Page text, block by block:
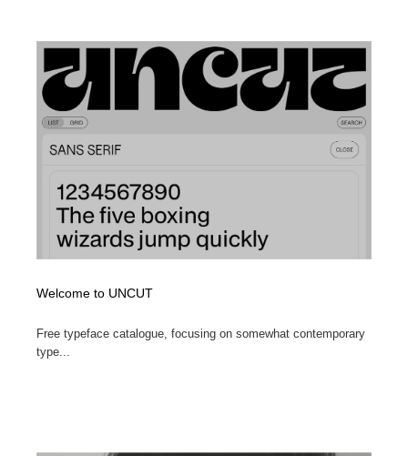
Welcome to UNCUT
Free typeface catalogue, focusing on somewhat contemporary
type...